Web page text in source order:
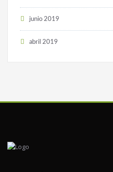
junio 2019
abril 2019